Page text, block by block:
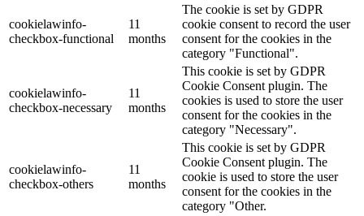
cookielawinfo-
checkbox-functional
11
months
The cookie is set by GDPR
cookie consent to record the user
consent for the cookies in the
category "Functional".
cookielawinfo-
checkbox-necessary
11
months
This cookie is set by GDPR
Cookie Consent plugin. The
cookies is used to store the user
consent for the cookies in the
category "Necessary".
cookielawinfo-
checkbox-others
11
months
This cookie is set by GDPR
Cookie Consent plugin. The
cookie is used to store the user
consent for the cookies in the
category "Other.